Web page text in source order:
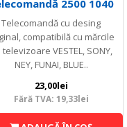
2500 1040
Telecomandă cu desing
compatibilă cu mărcile
televizoare VESTEL, SONY,
NEY, FUNAI, BLUE..
23,00lei
Fără TVA: 19,33lei